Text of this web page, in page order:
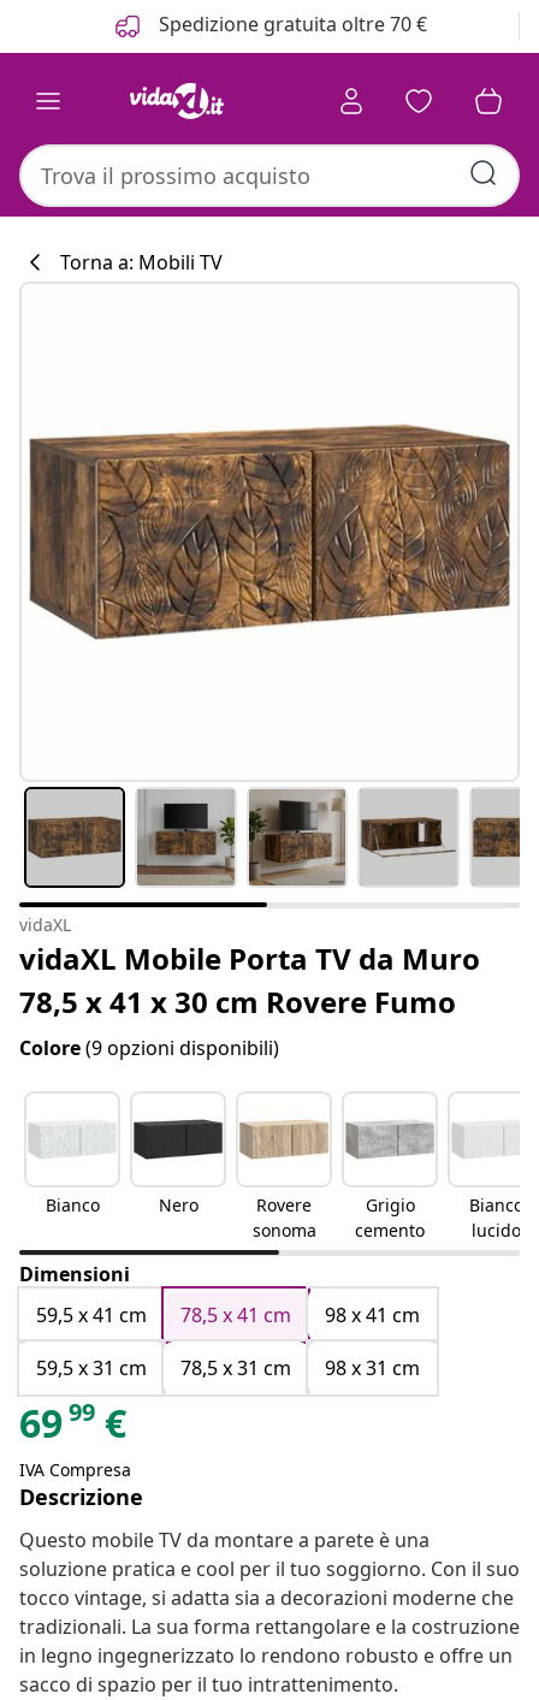
Spedizione gratuita oltre 70 €
Torna a: Mobili TV
vidaXL
vidaXL Mobile Porta TV da Muro
78,5 x 41 x 30 cm Rovere Fumo
Colore(9 opzioni disponibili)
Bianco Nero
Rovere
sonoma
Grigio
cemento
Bianco
lucido
Dimensioni
59,5 x 41 cm
78,5 x 41 cm
98 x 41 cm
59,5 x 31 cm
78,5 x 31 cm 98 x 31 cm
6999 €
IVA Compresa
Descrizione
Questo mobile TV da montare a parete è una
soluzione pratica e cool per il tuo soggiorno. Con il suo
tocco vintage, si adatta sia a decorazioni moderne che
tradizionali. La sua forma rettangolare e la costruzione
in legno ingegnerizzato lo rendono robusto e offre un
sacco di spazio per il tuo intrattenimento.